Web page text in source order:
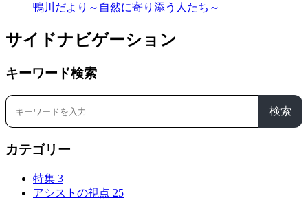
鴨川だより～自然に寄り添う人たち～
サイドナビゲーション
キーワード検索
検索
カテゴリー
特集 3
アシストの視点 25